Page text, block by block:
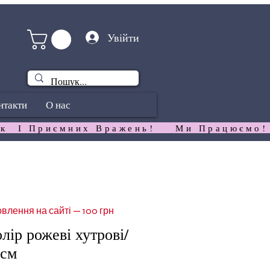
Увійти
О нас
І Приємних Вражень!
рожеві хутрові/
на сайті — 100 грн